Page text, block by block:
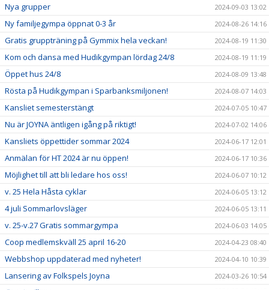
Nya grupper 2024-09-03 13:02
Ny familjegympa öppnat 0-3 år 2024-08-26 14:16
Gratis gruppträning på Gymmix hela veckan! 2024-08-19 11:30
Kom och dansa med Hudikgympan lördag 24/8 2024-08-19 11:19
Öppet hus 24/8 2024-08-09 13:48
Rösta på Hudikgympan i Sparbanksmiljonen! 2024-08-07 14:03
Kansliet semesterstängt 2024-07-05 10:47
Nu är JOYNA äntligen igång på riktigt! 2024-07-02 14:06
Kansliets öppettider sommar 2024 2024-06-17 12:01
Anmälan för HT 2024 är nu öppen! 2024-06-17 10:36
Möjlighet till att bli ledare hos oss! 2024-06-07 10:12
v. 25 Hela Håsta cyklar 2024-06-05 13:12
4 juli Sommarlovsläger 2024-06-05 13:11
v. 25-v.27 Gratis sommargympa 2024-06-03 14:05
Coop medlemskväll 25 april 16-20 2024-04-23 08:40
Webbshop uppdaterad med nyheter! 2024-04-10 10:39
Lansering av Folkspels Joyna 2024-03-26 10:54